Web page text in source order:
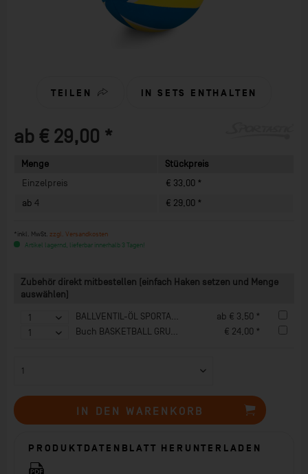
TEILEN IN SETS ENTHALTEN
ab € 29,00 *
Menge
Stückpreis
Einzelpreis
€ 33,00 *
ab 4 € 29,00 *
*inkl. MwSt. zzgl. Versandkosten
Artikel lagernd, lieferbar innerhalb 3 Tagen!
Zubehör direkt mitbestellen (einfach Haken setzen und Menge
auswählen)
BALLVENTIL-ÖL SPORTASTIC 30 ml
ab € 3,50 *
Buch BASKETBALL GRUNDLAGENTRAINING
€ 24,00 *
IN DEN WARENKORB
PRODUKTDATENBLATT HERUNTERLADEN